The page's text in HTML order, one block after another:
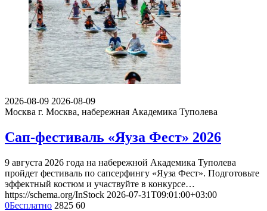
2026-08-09 2026-08-09
Москва г. Москва, набережная Академика Туполева
Сап-фестиваль «Яуза Фест» 2026
9 августа 2026 года на набережной Академика Туполева
пройдет фестиваль по сапсерфингу «Яуза Фест». Подготовьте
эффектный костюм и участвуйте в конкурсе…
https://schema.org/InStock 2026-07-31T09:01:00+03:00
0Бесплатно 2825 60